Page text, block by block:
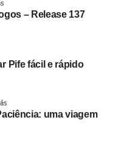
– Release 137
Pife fácil e rápido
uma viagem